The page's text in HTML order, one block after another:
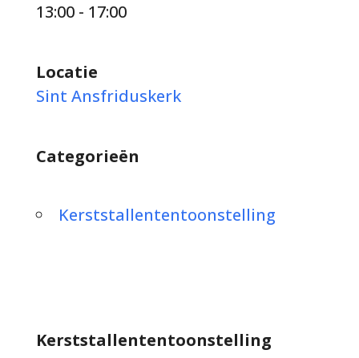
13:00 - 17:00
Locatie
Sint Ansfriduskerk
Categorieën
Kerststallententoonstelling
Kerststallententoonstelling